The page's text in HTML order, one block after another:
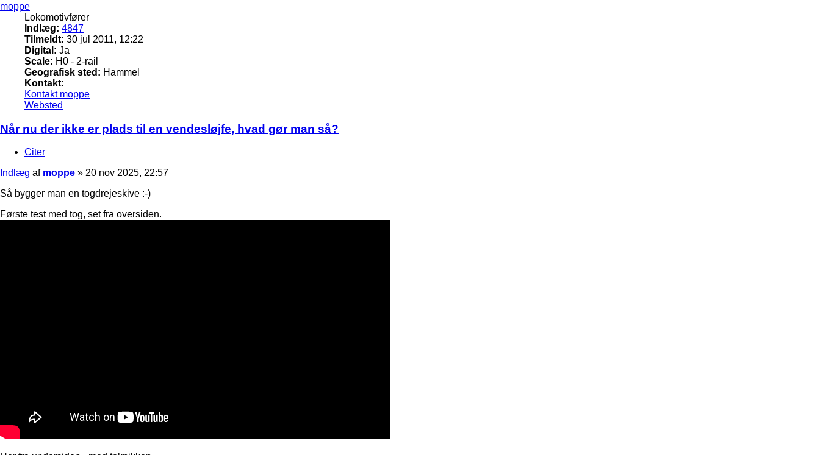
moppe
Lokomotivfører
Indlæg: 4847
Tilmeldt: 30 jul 2011, 12:22
Digital: Ja
Scale: H0 - 2-rail
Geografisk sted: Hammel
Kontakt:
Kontakt moppe
Websted
Når nu der ikke er plads til en vendesløjfe, hvad gør man så?
Citer
Indlæg af moppe » 20 nov 2025, 22:57
Så bygger man en togdrejeskive :-)
Første test med tog, set fra oversiden.